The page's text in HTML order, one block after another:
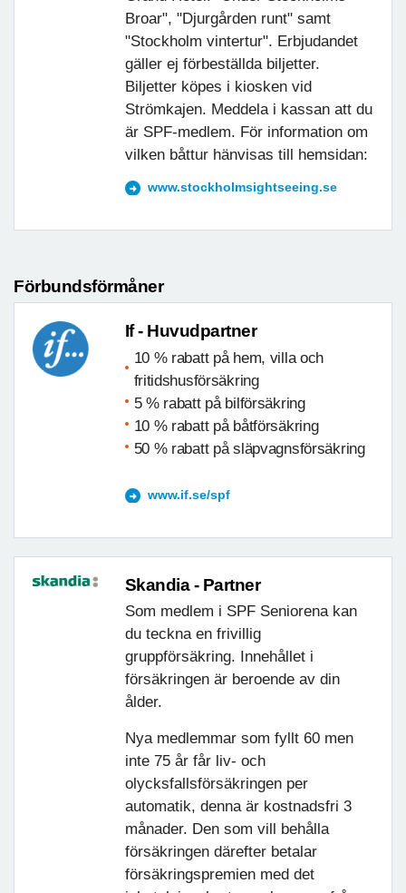
Broar", "Djurgården runt" samt
"Stockholm vintertur". Erbjudandet
gäller ej förbeställda biljetter.
Biljetter köpes i kiosken vid
Strömkajen. Meddela i kassan att du
är SPF-medlem. För information om
vilken båttur hänvisas till hemsidan:
www.stockholmsightseeing.se
Förbundsförmåner
If - Huvudpartner
10 % rabatt på hem, villa och
fritidshusförsäkring
5 % rabatt på bilförsäkring
10 % rabatt på båtförsäkring
50 % rabatt på släpvagnsförsäkring
www.if.se/spf
Skandia - Partner
Som medlem i SPF Seniorena kan
du teckna en frivillig
gruppförsäkring. Innehållet i
försäkringen är beroende av din
ålder.
Nya medlemmar som fyllt 60 men
inte 75 år får liv- och
olycksfallsförsäkringen per
automatik, denna är kostnadsfri 3
månader. Den som vill behålla
försäkringen därefter betalar
försäkringspremien med det